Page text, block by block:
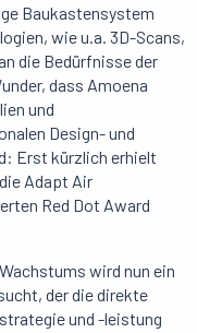
Baukastensystem
wie u.a. 3D-Scans,
die Bedürfnisse der
dass Amoena
und
Design- und
Erst kürzlich erhielt
Adapt Air
Red Dot Award
wird nun ein
der die direkte
und -leistung